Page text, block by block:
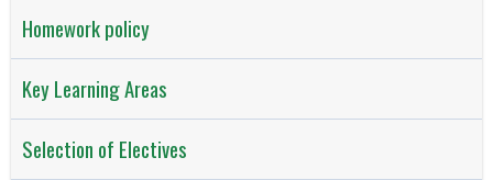
Homework policy
Key Learning Areas
Selection of Electives